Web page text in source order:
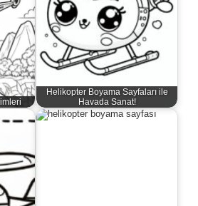
Helikopter Boyama Sayfaları ile
Havada Sanat!